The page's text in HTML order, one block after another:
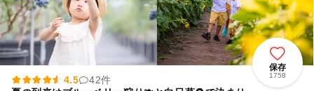
保存
1758
4.5
42件